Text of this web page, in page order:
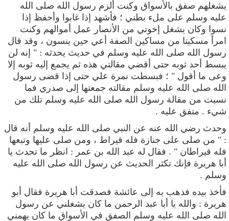
يشغلهم صفق بالأسواق وكنت ألزم رسول الله صلى الله
عليه وسلم على ملء بطني ؛ فأشهد إذا غابوا وأحفظ إذا
نسوا وكان يشغل إخوتي من الأنصار عمل أموالهم وكنت
امرأ مسكينا من مساكين الصفة أعي حين ينسون ، وقد قال
رسول الله صلى الله عليه وسلم في حديث يحدثه : " إنه لن
يبسط أحد ثوبه حتى أقضي مقالتي هذه ثم يجمع إليه ثوبه إلا
وعى ما أقول " ؛ فبسطت نمرة علي حتى إذا قضى رسول
الله صلى الله عليه وسلم مقالته جمعتها إلى صدري فما
نسيت من مقالة رسول الله صلى الله عليه وسلم تلك من
شيء . متفق عليه .
وحدث رضي الله عنه عن النبي صلى الله عليه وسلم أنه قال
: " من صلى على جنازة فله قيراط ، ومن صلى عليها وتبعها
فله قيراطان " . فقال له عبد الله بن عمر : انظر ما تحدث يا
أبا هريرة فإنك تكثر الحديث عن رسول الله صلى الله عليه
وسلم .
فأخذ بيده فذهب به إلى عائشة فصدقت أبا هريرة فقال أبو
هريرة : والله يا أبا عبد الرحمن ما كان يشغلني عن رسول
الله صلى الله عليه وسلم الصفق في الأسواق ما كان يهمني